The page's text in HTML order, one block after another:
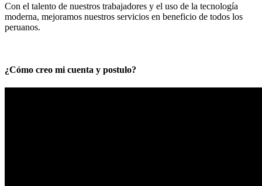
Con el talento de nuestros trabajadores y el uso de la tecnología
moderna, mejoramos nuestros servicios en beneficio de todos los
peruanos.
¿Cómo creo mi cuenta y postulo?